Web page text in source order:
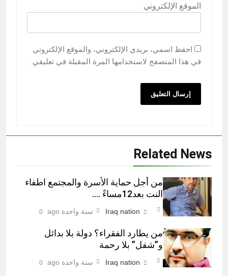
الموقع الإلكتروني
احفظ اسمي، بريدي الإلكتروني، والموقع الإلكتروني
في هذا المتصفح لاستخدامها المرة المقبلة في تعليقي.
Related News
من أجل حماية الأسرة والمجتمع اطفاء
النت بعد12مساءً ….
Iraq nation سنة واحدة ago 0
من يطارد الفقراء؟ دولة بلا بدائل
و”شفل” بلا رحمة
Iraq nation سنة واحدة ago 0